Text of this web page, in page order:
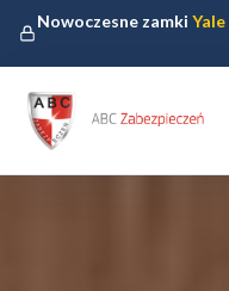
Nowoczesne zamkiYale